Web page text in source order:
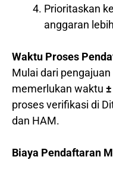
Prioritaskan
anggaran
Waktu Proses
Mulai dari
memerlukan waktu
proses verifikasi di
dan HAM.
Biaya Pendaftaran